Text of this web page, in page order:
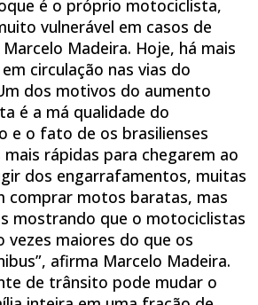
é o próprio motociclista,
vulnerável em casos de
Madeira. Hoje, há mais
circulação nas vias do
dos motivos do aumento
é a má qualidade do
e o fato de os brasilienses
rápidas para chegarem ao
dos engarrafamentos, muitas
comprar motos baratas, mas
mostrando que o motociclistas
vezes maiores do que os
afirma Marcelo Madeira.
de trânsito pode mudar o